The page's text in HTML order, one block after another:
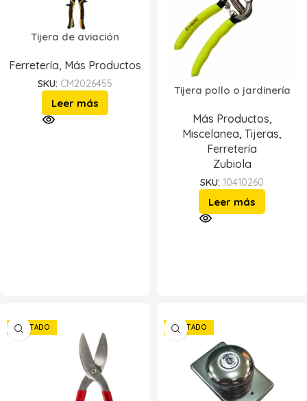
Tijera de aviación
Ferretería, Más Productos
SKU: CM2026455
Leer más
Tijera pollo o jardinería
Más Productos,
Miscelanea, Tijeras,
Ferretería
Zubiola
SKU: 10410260
Leer más
AGOTADO AGOTADO